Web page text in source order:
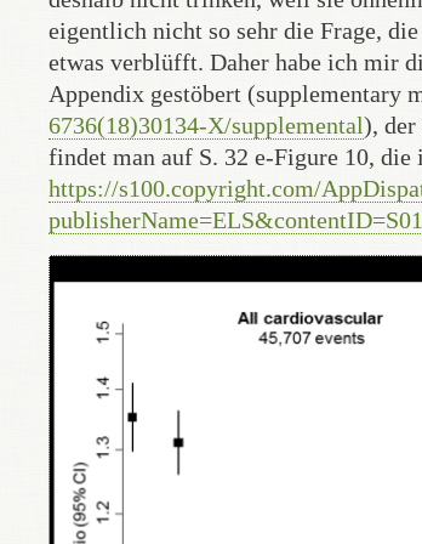
eigentlich nicht so sehr die Frage,
etwas verblüfft. Daher habe ich mir
Appendix gestöbert (supplementary
6736(18)30134-X/supplemental), der
findet man auf S. 32 e-Figure 10,
https://s100.copyright.com/